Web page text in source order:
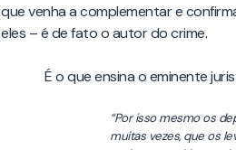
que venha a complementar e
eles – é de fato o autor do crime.
É o que ensina o eminente
“Por isso mesmo os
muitas vezes, que os